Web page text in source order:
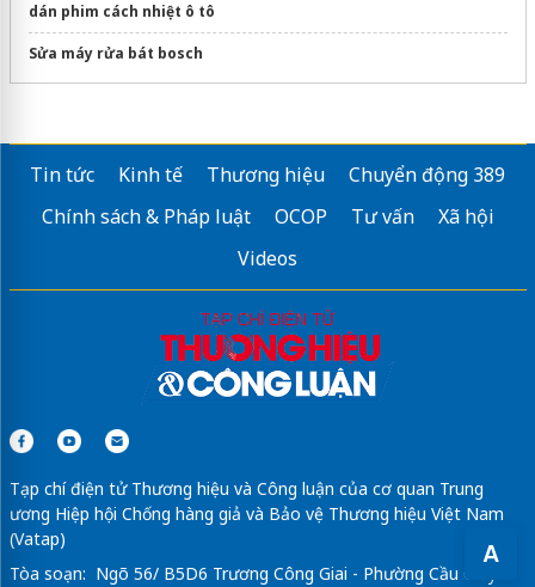
A
dán phim cách nhiệt ô tô
Sửa máy rửa bát bosch
Tin tức Kinh tế Thương hiệu
Chuyển động 389
Chính sách & Pháp luật
OCOP Tư vấn
Xã hội
Videos
Tạp chí điện tử Thương hiệu và Công luận của cơ quan Trung
ương Hiệp hội Chống hàng giả và Bảo vệ Thương hiệu Việt Nam
(Vatap)
Tòa soạn: Ngõ 56/ B5D6 Trương Công Giai - Phường Cầu Giấy -